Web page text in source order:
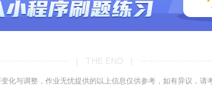
| THE END |
化与调整，作业无忧提供的以上信息仅供参考，如有异议，请